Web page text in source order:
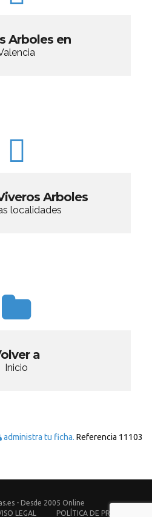
Arboles en
Arboles
localidades
a
Inicio
administra tu ficha. Referencia 11103
- Desde 2005 Online
LEGAL POLÍTICA DE PRIVACIDAD